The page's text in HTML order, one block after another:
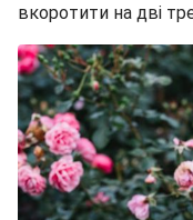
вкоротити на дві